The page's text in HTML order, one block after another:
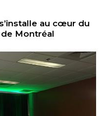
au cœur du
Montréal